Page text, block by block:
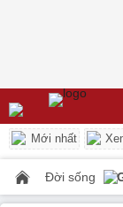
Mới nhất
Đời sống